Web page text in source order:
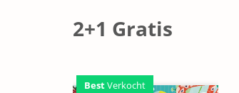
2+1 Gratis
BestVerkocht